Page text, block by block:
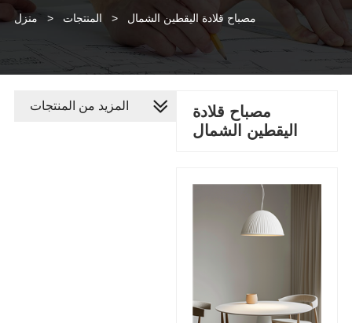
منزل > المنتجات > مصباح قلادة اليقطين الشمال
مصباح قلادة
اليقطين الشمال
المزيد من المنتجات